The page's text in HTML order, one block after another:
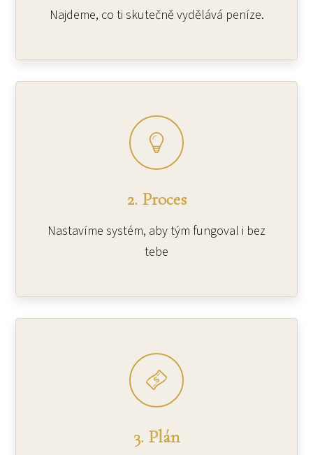
Najdeme, co ti skutečně vydělává peníze.
2. Proces
Nastavíme systém, aby tým fungoval i bez
tebe
3. Plán